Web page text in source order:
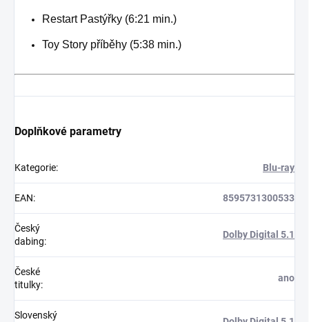
Restart Pastýřky (6:21 min.)
Toy Story příběhy (5:38 min.)
Doplňkové parametry
Kategorie: Blu-ray
EAN: 8595731300533
Český
dabing:
Dolby Digital 5.1
České
titulky:
ano
Slovenský